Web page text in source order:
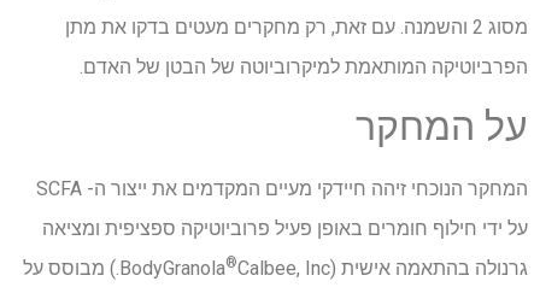
מסוג 2 והשמנה. עם זאת, רק מחקרים מעטים בדקו את מתן
הפרביוטיקה המותאמת למיקרוביוטה של הבטן של האדם.
על המחקר
המחקר הנוכחי זיהה חיידקי מעיים המקדמים את ייצור ה- SCFA
על ידי חילוף חומרים באופן פעיל פרוביוטיקה ספציפית ומציאה
גרנולה בהתאמה אישית (BodyGranola
®
Calbee, Inc.) מבוסס על